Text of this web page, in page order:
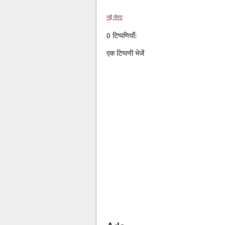
नई पोस्ट
0 टिप्पणियाँ:
एक टिप्पणी भेजें